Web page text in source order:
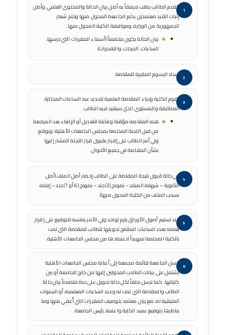
يتقدم الطالب بطلب مرفقاً به أصل بيان الحالة والمحتوى العلمي وأصل
إثبات القيد معتمدين بختم الجامعة المحول منها وختم شعار
الجمهورية من الوزارة، وموافقة الكلية المحول منها.
بيان الحالة يكون متضمناً (أسماء المقررات التي درسها،
الساعات، الدرجات، والتقديرات).
سداد الرسوم المقررة للمقاصة.
تقوم الكلية بإجراء المقاصة العلمية لتحديد عدد الساعات المجتازة
المطابقة والمستوى الذي سيقيد فيه الطالب.
هذه المقاصة مؤقتة وقابلة للتعديل أو الإلغاء بعد المراجعة
من قبل اللجنة المختصة بمجلس الجامعات الأهلية، ويوقع
ولي أمر الطالب على إقرار بقبول قرار اللجنة المشار إليها
بشأن المقاصة في جميع الأحوال.
في حالة قبول نتيجة المقاصة على الطالب إحضار أصل الملف (أصل
الثانوية – شهادة الميلاد – نموذج (2) جند – نموذج (6 أو 7) جند – إفادة
بسحب الملف من الكلية المحول منها).
عند تسليم أصول الأوراق يلزم تواجد ولي الأمر بنفسه للتوقيع على إقرار
بعلمه بعدد الساعات المقترح تحويلها للطالب للمقاصة التي تمت
بالكلية المختصة تمهيداً لاعتمادها من مجلس الجامعات الأهلية.
ترسل الجامعة قائمة مجمعة إلى أمانة مجلس الجامعات الأهلية
تشتمل على بيانات الطلاب المحولين إليها من خارج الجامعة أو بين
كلياتها، كما ترسل ملفاً لكل حالة تحويل على حدة متضمناً بيان حالة
الطالب والمقاصة التي تمت له وعدد الساعات المعتمدة أو السنوات
المتبقية له، مع بيان معتمد بتوصيف المقررات التي أُعفي منها وما
يناظرها بتوقيع عميد الكلية واعتماد رئيس الجامعة.